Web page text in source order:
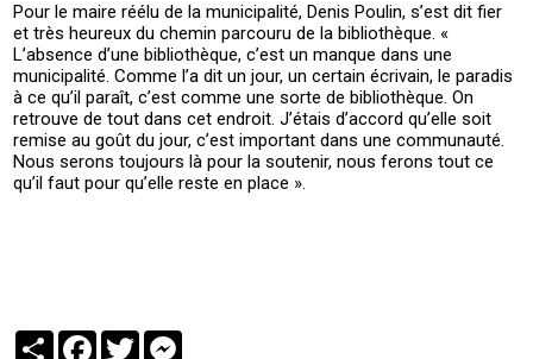
Pour le maire réélu de la municipalité, Denis Poulin, s’est dit fier
et très heureux du chemin parcouru de la bibliothèque. «
L’absence d’une bibliothèque, c’est un manque dans une
municipalité. Comme l’a dit un jour, un certain écrivain, le paradis
à ce qu’il paraît, c’est comme une sorte de bibliothèque. On
retrouve de tout dans cet endroit. J’étais d’accord qu’elle soit
remise au goût du jour, c’est important dans une communauté.
Nous serons toujours là pour la soutenir, nous ferons tout ce
qu’il faut pour qu’elle reste en place ».
PartagerFacebook
Twitter